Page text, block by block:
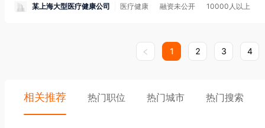
某上海大型医疗健康公司 医疗健康 融资未公开 10000人以上
1 2 3 4
相关推荐 热门职位 热门城市 热门搜索